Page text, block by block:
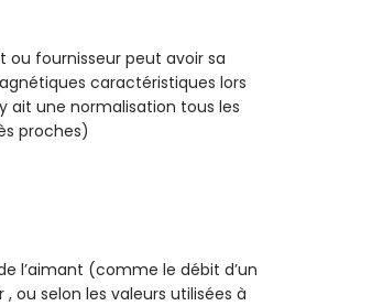
ou fournisseur peut avoir sa
caractéristiques lors
ait une normalisation tous les
proches)
l’aimant (comme le débit d’un
ou selon les valeurs utilisées à